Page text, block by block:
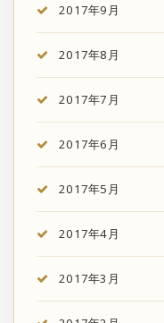
2017年9月
2017年8月
2017年7月
2017年6月
2017年5月
2017年4月
2017年3月